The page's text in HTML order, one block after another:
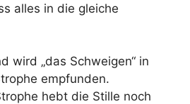
alles in die gleiche
wird „das Schweigen“ in
empfunden.
hebt die Stille noch